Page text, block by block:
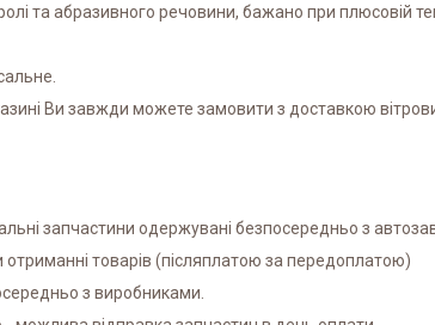
та абразивного речовини, бажано при плюсовій
Ви завжди можете замовити з доставкою
запчастини одержувані безпосередньо з
товарів (післяплатою за передоплатою)
з виробниками.